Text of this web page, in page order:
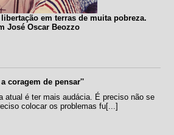
em terras de muita pobreza.
José Oscar Beozzo
coragem de pensar''
atual é ter mais audácia. É preciso não se
colocar os problemas fu[...]